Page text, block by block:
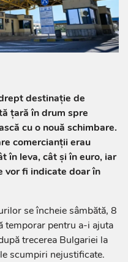
destinație de
țară în drum spre
cu o nouă schimbare.
comercianții erau
în leva, cât și în euro, iar
vor fi indicate doar în
se încheie sâmbătă, 8
temporar pentru a-i ajuta
trecerea Bulgariei la
scumpiri nejustificate.